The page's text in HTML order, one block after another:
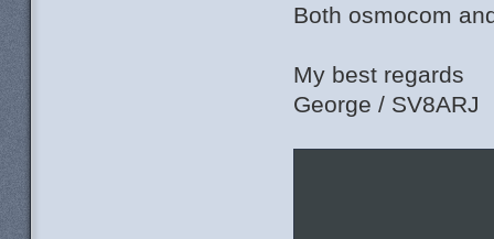
Both osmocom
My best regards
George / SV8ARJ